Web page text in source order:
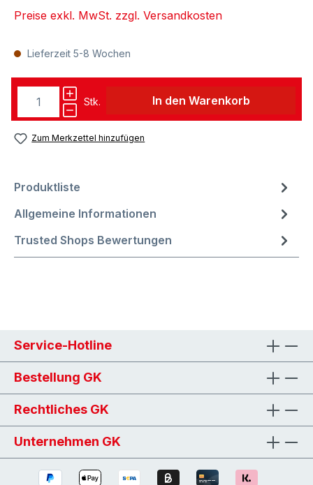
Preise exkl. MwSt. zzgl. Versandkosten
Lieferzeit 5-8 Wochen
Stk. In den Warenkorb
Zum Merkzettel hinzufügen
Produktliste
Allgemeine Informationen
Trusted Shops Bewertungen
Service-Hotline
Bestellung GK
Rechtliches GK
Unternehmen GK